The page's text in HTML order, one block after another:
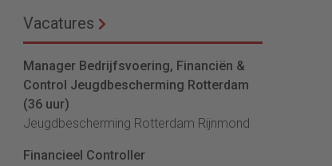
Vacatures
Manager Bedrijfsvoering, Financiën &
Control Jeugdbescherming Rotterdam
(36 uur)
Jeugdbescherming Rotterdam Rijnmond
Financieel Controller